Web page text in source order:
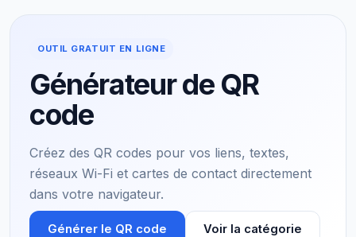
OUTIL GRATUIT EN LIGNE
Générateur de QR
code
Créez des QR codes pour vos liens, textes,
réseaux Wi-Fi et cartes de contact directement
dans votre navigateur.
Générer le QR code Voir la catégorie